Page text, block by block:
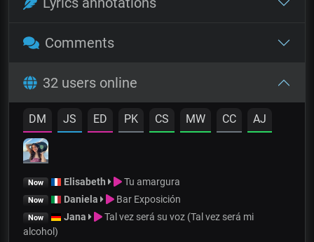
Comments
32 users online
DM JS ED PK CS MW CC AJ
Now Elisabeth Tu amargura
Now Daniela Bar Exposición
Now Jana
Tal vez será su voz (Tal vez será mi
alcohol)